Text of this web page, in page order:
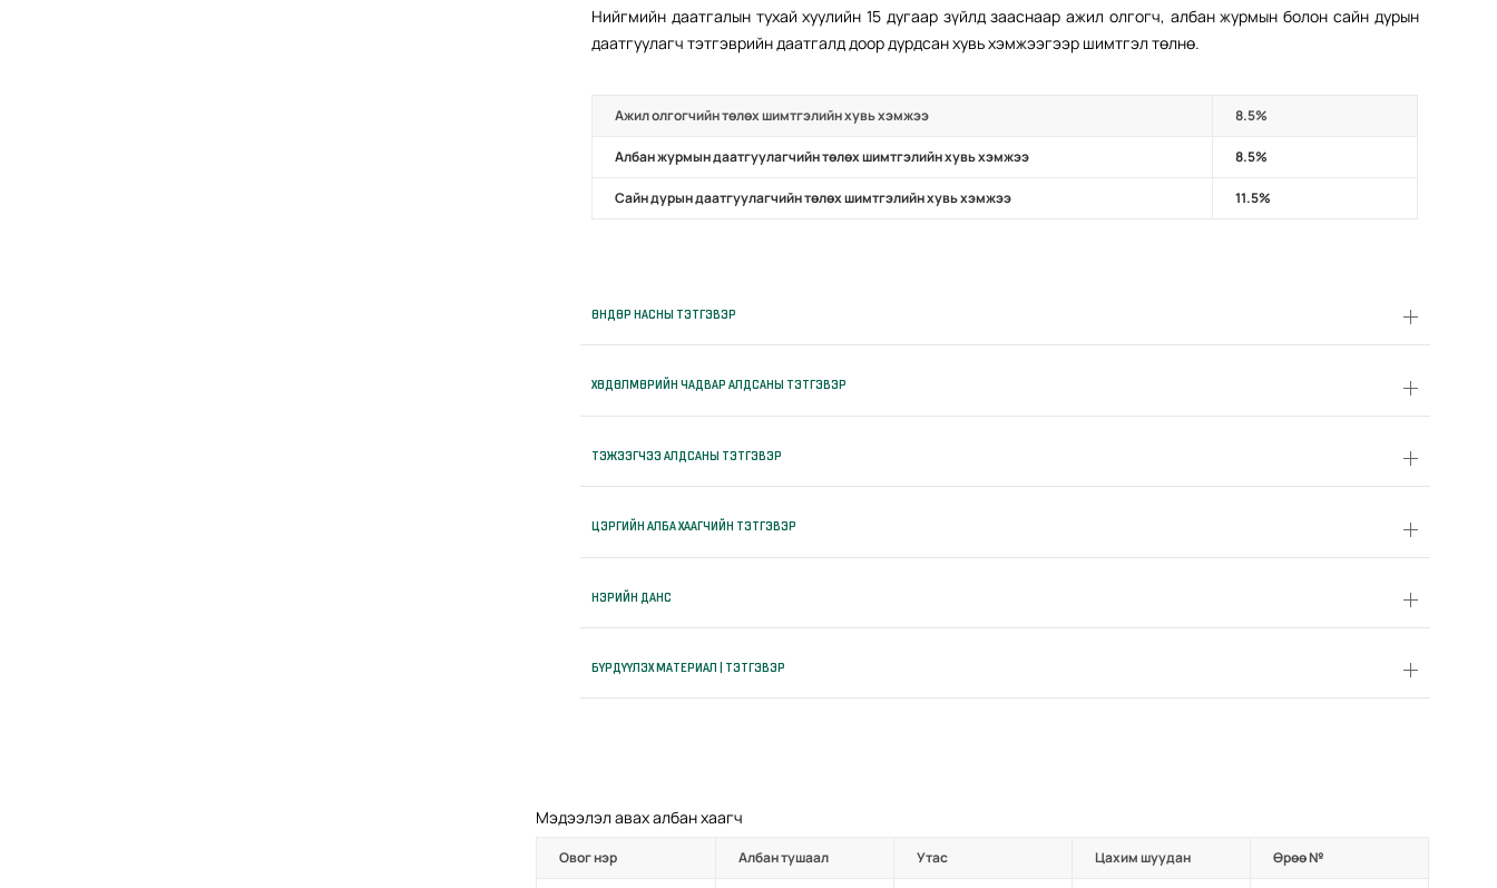
Нийгмийн даатгалын тухай хуулийн 15 дугаар зүйлд зааснаар ажил олгогч, албан журмын болон сайн дурын
даатгуулагч тэтгэврийн даатгалд доор дурдсан хувь хэмжээгээр шимтгэл төлнө.
Ажил олгогчийн төлөх шимтгэлийн хувь хэмжээ 8.5%
Албан журмын даатгуулагчийн төлөх шимтгэлийн хувь хэмжээ 8.5%
Сайн дурын даатгуулагчийн төлөх шимтгэлийн хувь хэмжээ 11.5%
ӨНДӨР НАСНЫ ТЭТГЭВЭР
ХӨДӨЛМӨРИЙН ЧАДВАР АЛДСАНЫ ТЭТГЭВЭР
ТЭЖЭЭГЧЭЭ АЛДСАНЫ ТЭТГЭВЭР
ЦЭРГИЙН АЛБА ХААГЧИЙН ТЭТГЭВЭР
НЭРИЙН ДАНС
БҮРДҮҮЛЭХ МАТЕРИАЛ | ТЭТГЭВЭР
Мэдээлэл авах албан хаагч
Овог нэр Албан тушаал Утас Цахим шуудан Өрөө №